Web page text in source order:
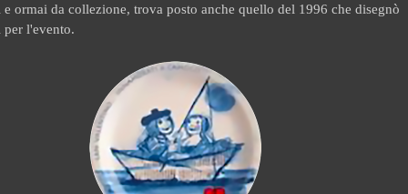
ormai da collezione, trova posto anche quello del 1996 che disegnò
l'evento.